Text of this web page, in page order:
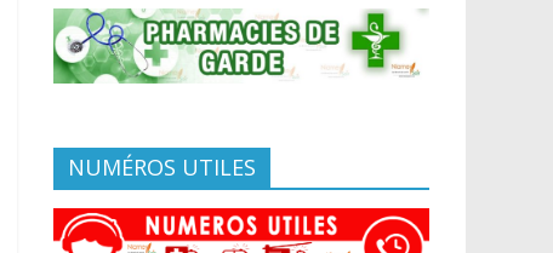
NUMÉROS UTILES